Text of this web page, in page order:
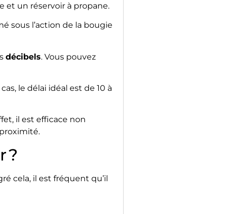
et un réservoir à propane.
sous l’action de la bougie
décibels. Vous pouvez
le délai idéal est de 10 à
il est efficace non
?
cela, il est fréquent qu’il